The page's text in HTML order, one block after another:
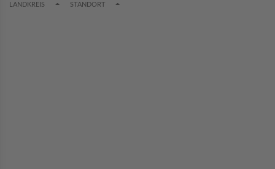
LANDKREIS TOGGLE DROPDOWN
STANDORT TOGGLE DROPDOWN